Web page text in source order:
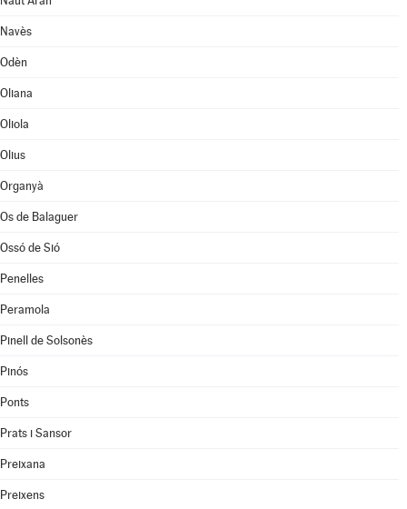
Navès
Odèn
Oliana
Oliola
Olius
Organyà
Os de Balaguer
Ossó de Sió
Penelles
Peramola
Pinell de Solsonès
Pinós
Ponts
Prats i Sansor
Preixana
Preixens